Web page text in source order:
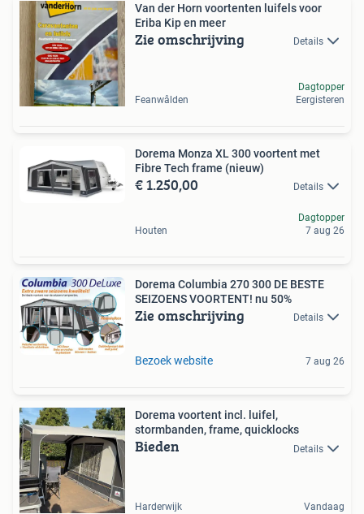
Van der Horn voortenten luifels voor
Eriba Kip en meer
Zie omschrijving Details
Feanwâlden
Dagtopper
Eergisteren
Dorema Monza XL 300 voortent met
Fibre Tech frame (nieuw)
€ 1.250,00 Details
Houten
Dagtopper
7 aug 26
Dorema Columbia 270 300 DE BESTE
SEIZOENS VOORTENT! nu 50%
Zie omschrijving Details
Bezoek website 7 aug 26
Dorema voortent incl. luifel,
stormbanden, frame, quicklocks
Bieden Details
Harderwijk Vandaag